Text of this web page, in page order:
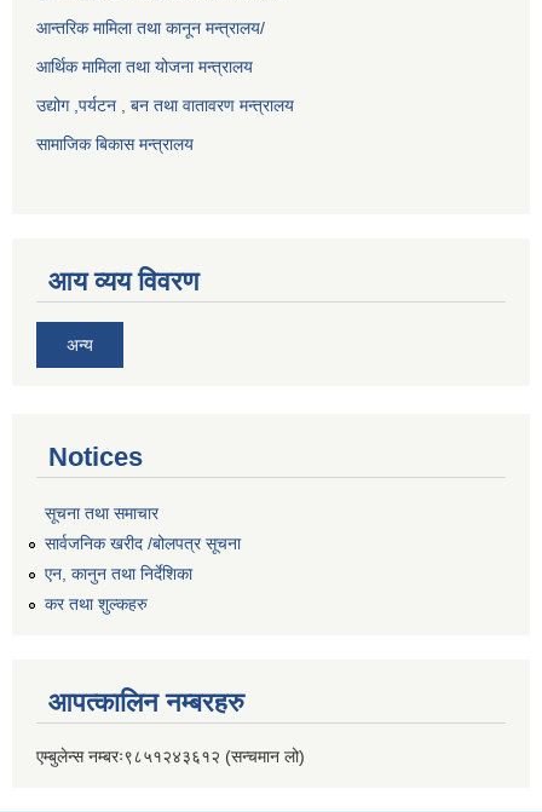
आन्तरिक मामिला तथा कानून मन्त्रालय/
आर्थिक मामिला तथा योजना मन्त्रालय
उद्योग ,पर्यटन , बन तथा वातावरण मन्त्रालय
सामाजिक बिकास मन्त्रालय
आय व्यय विवरण
अन्य
Notices
सूचना तथा समाचार
सार्वजनिक खरीद /बोलपत्र सूचना
एन, कानुन तथा निर्देशिका
कर तथा शुल्कहरु
आपत्कालिन नम्बरहरु
एम्बुलेन्स नम्बरः९८५१२४३६१२ (सन्चमान लो)